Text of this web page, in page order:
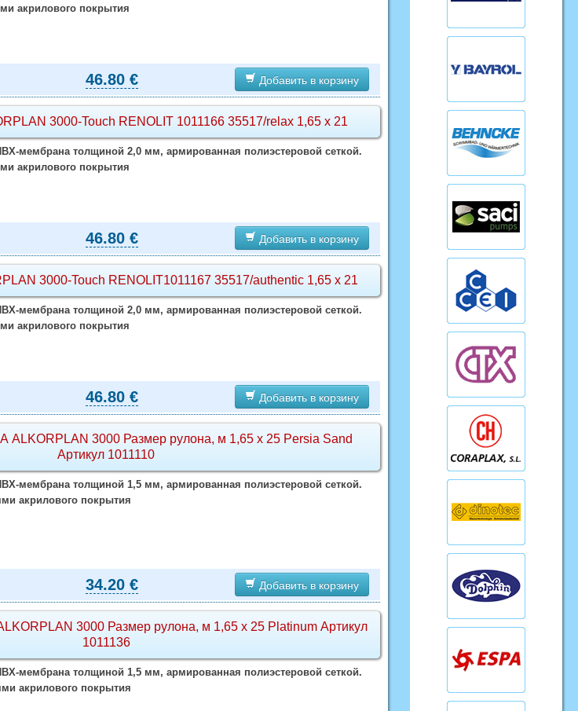
акрилового покрытия
46.80 € Добавить в корзину
3000-Touch RENOLIT 1011166 35517/relax 1,65 х 21
мембрана толщиной 2,0 мм, армированная полиэстеровой сеткой.
акрилового покрытия
46.80 € Добавить в корзину
3000-Touch RENOLIT1011167 35517/authentic 1,65 х 21
мембрана толщиной 2,0 мм, армированная полиэстеровой сеткой.
акрилового покрытия
46.80 € Добавить в корзину
3000 Размер рулона, м 1,65 х 25 Persia Sand
Артикул 1011110
мембрана толщиной 1,5 мм, армированная полиэстеровой сеткой.
акрилового покрытия
34.20 € Добавить в корзину
3000 Размер рулона, м 1,65 х 25 Platinum Артикул
1011136
мембрана толщиной 1,5 мм, армированная полиэстеровой сеткой.
акрилового покрытия